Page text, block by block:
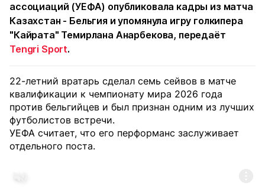
ассоциаций (УЕФА) опубликовала кадры из матча
Казахстан - Бельгия и упомянула игру голкипера
"Кайрата" Темирлана Анарбекова, передаёт
Tengri Sport.
22-летний вратарь сделал семь сейвов в матче
квалификации к чемпионату мира 2026 года
против бельгийцев и был признан одним из лучших
футболистов встречи.
УЕФА считает, что его перформанс заслуживает
отдельного поста.